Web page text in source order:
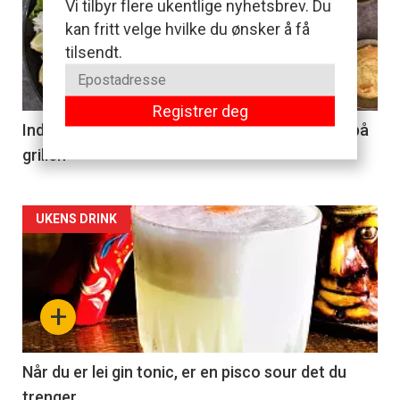
Vi tilbyr flere ukentlige nyhetsbrev. Du
kan fritt velge hvilke du ønsker å få
tilsendt.
Registrer deg
Indisk krydret tandoori-kylling lager du enkelt på
grillen
Forsiden
akkurat
nå
-
2
+
UKENS DRINK
Når du er lei gin tonic, er en pisco sour det du